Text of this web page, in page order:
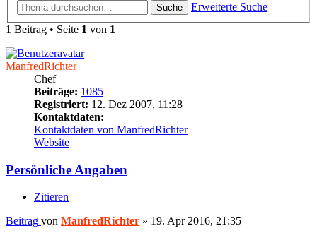
Suche
Erweiterte Suche
1 Beitrag • Seite 1 von 1
ManfredRichter
Chef
Beiträge: 1085
Registriert: 12. Dez 2007, 11:28
Kontaktdaten:
Kontaktdaten von ManfredRichter
Website
Persönliche Angaben
Zitieren
Beitrag von ManfredRichter » 19. Apr 2016, 21:35